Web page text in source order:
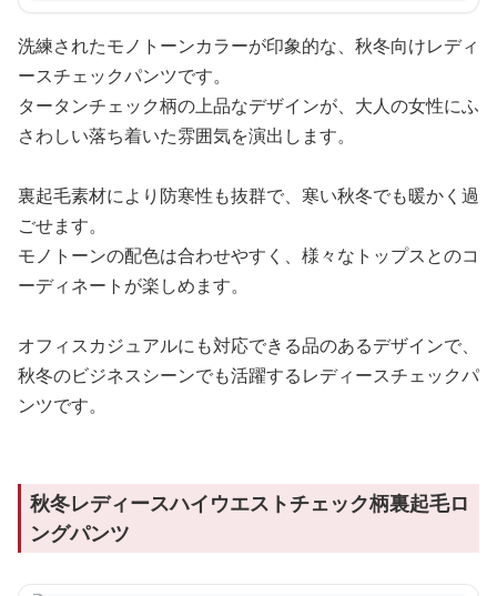
洗練されたモノトーンカラーが印象的な、秋冬向けレディ
ースチェックパンツです。
タータンチェック柄の上品なデザインが、大人の女性にふ
さわしい落ち着いた雰囲気を演出します。
裏起毛素材により防寒性も抜群で、寒い秋冬でも暖かく過
ごせます。
モノトーンの配色は合わせやすく、様々なトップスとのコ
ーディネートが楽しめます。
オフィスカジュアルにも対応できる品のあるデザインで、
秋冬のビジネスシーンでも活躍するレディースチェックパ
ンツです。
秋冬レディースハイウエストチェック柄裏起毛ロ
ングパンツ